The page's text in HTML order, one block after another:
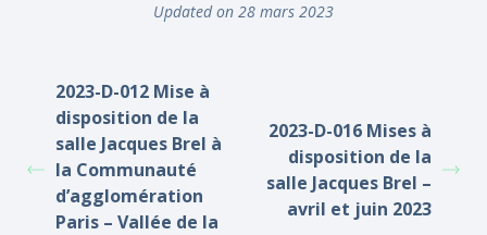
Updated on 28 mars 2023
2023-D-012 Mise à
disposition de la
salle Jacques Brel à
la Communauté
d’agglomération
Paris – Vallée de la
2023-D-016 Mises à
disposition de la
salle Jacques Brel –
avril et juin 2023